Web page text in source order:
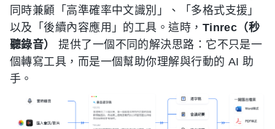
同時兼顧「高準確率中文識別」、「多格式支援」
以及「後續內容應用」的工具。這時， Tinrec（秒
聽錄音）
提供了一個不同的解決思路：它不只是一
個轉寫工具，而是一個幫助你理解與行動的 AI 助
手。